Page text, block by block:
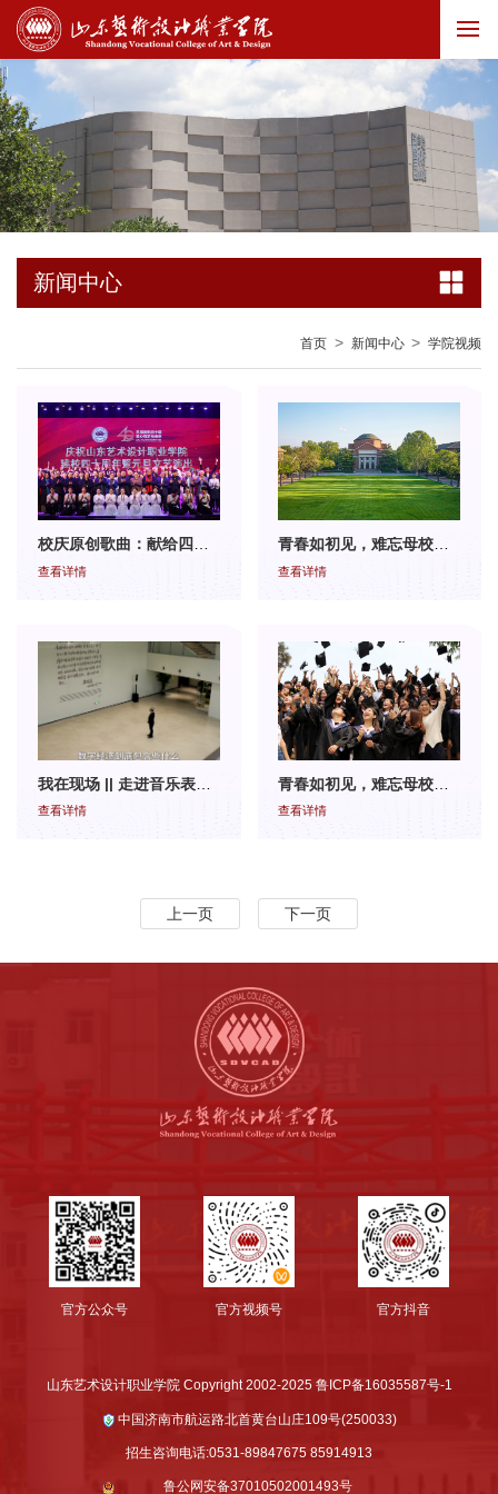
新闻中心
首页 > 新闻中心 > 学院视频
校庆原创歌曲：献给四十岁的您
查看详情
青春如初见，难忘母校情 | 你有一封毕业典礼邀请函，请及时查收！
查看详情
我在现场 || 走进音乐表演课堂
查看详情 查看详情
上一页 下一页
山东艺术设计职业学院 Copyright 2002-2025 鲁ICP备16035587号-1
中国济南市航运路北首黄台山庄109号(250033)
招生咨询电话:0531-89847675 85914913
鲁公网安备37010502001493号
官方公众号 官方视频号 官方抖音